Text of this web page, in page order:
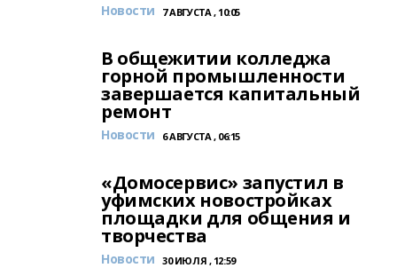
Новости 7 АВГУСТА , 10:05
В общежитии колледжа
горной промышленности
завершается капитальный
ремонт
Новости 6 АВГУСТА , 06:15
«Домосервис» запустил в
уфимских новостройках
площадки для общения и
творчества
Новости 30 ИЮЛЯ , 12:59